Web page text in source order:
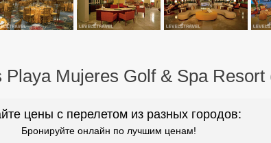
Mujeres Golf & Spa
цены с перелетом из разных городов:
Бронируйте онлайн по лучшим ценам!